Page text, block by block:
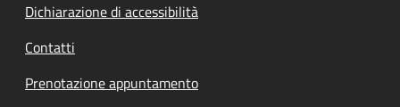
Dichiarazione di accessibilità
Contatti
Prenotazione appuntamento